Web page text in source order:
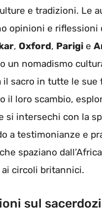
e tradizioni. Le
opinioni e riflessioni
, Oxford, Parigi e
un nomadismo
il sacro in tutte le sue
il loro scambio,
si intersechi con la
a testimonianze e
spaziano
ai circoli britannici.
sul